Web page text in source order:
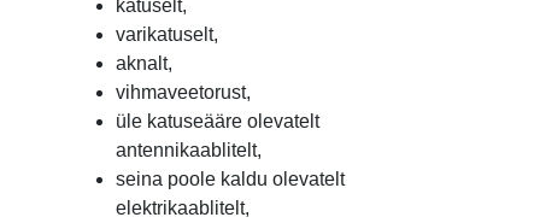
katuselt,
varikatuselt,
aknalt,
vihmaveetorust,
üle katuseääre olevatelt
antennikaablitelt,
seina poole kaldu olevatelt
elektrikaablitelt,